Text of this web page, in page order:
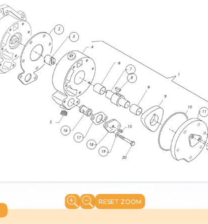
RESET ZOOM